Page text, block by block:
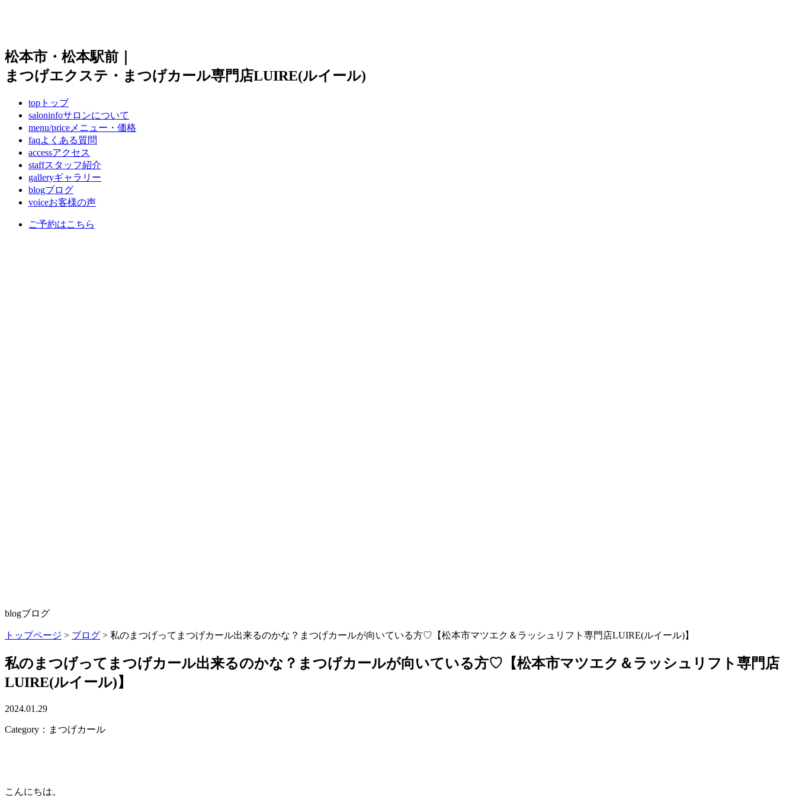
松本市・松本駅前｜
まつげエクステ・まつげカール専門店LUIRE(ルイール)
top トップ
saloninfoサロンについて
menu/price メニュー・価格
faqよくある質問
accessアクセス
staffスタッフ紹介
galleryギャラリー
blogブログ
voiceお客様の声
ご予約はこちら
blogブログ
トップページ > ブログ > 私のまつげってまつげカール出来るのかな？まつげカールが向いている方♡【松本市マツエク＆ラッシュリフト専門店LUIRE(ルイール)】
私のまつげってまつげカール出来るのかな？まつげカールが向いている方♡【松本市マツエク＆ラッシュリフト専門店
LUIRE(ルイール)】
2024.01.29
Category：まつげカール
こんにちは。